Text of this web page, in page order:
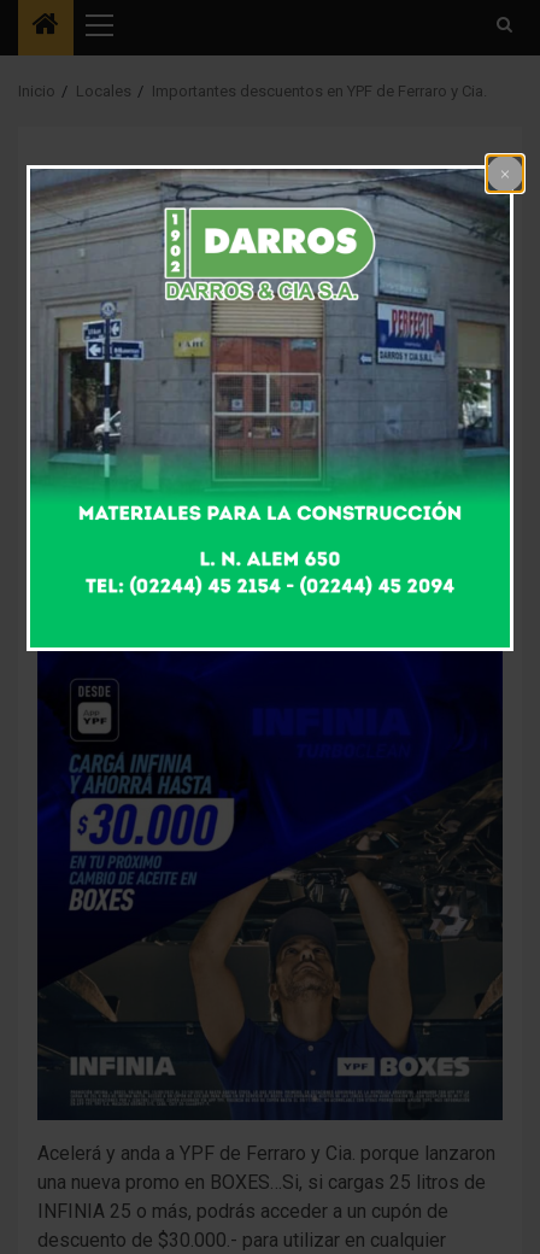
Menú
principal
Inicio Locales Importantes descuentos en YPF de Ferraro y Cia.
Interés General Locales
Importantes
descuentos en YPF de
Ferraro y Cia.
10 meses atrás Fm Alpha
Acelerá y anda a YPF de Ferraro y Cia. porque lanzaron
una nueva promo en BOXES…Si, si cargas 25 litros de
INFINIA 25 o más, podrás acceder a un cupón de
descuento de $30.000.- para utilizar en cualquier